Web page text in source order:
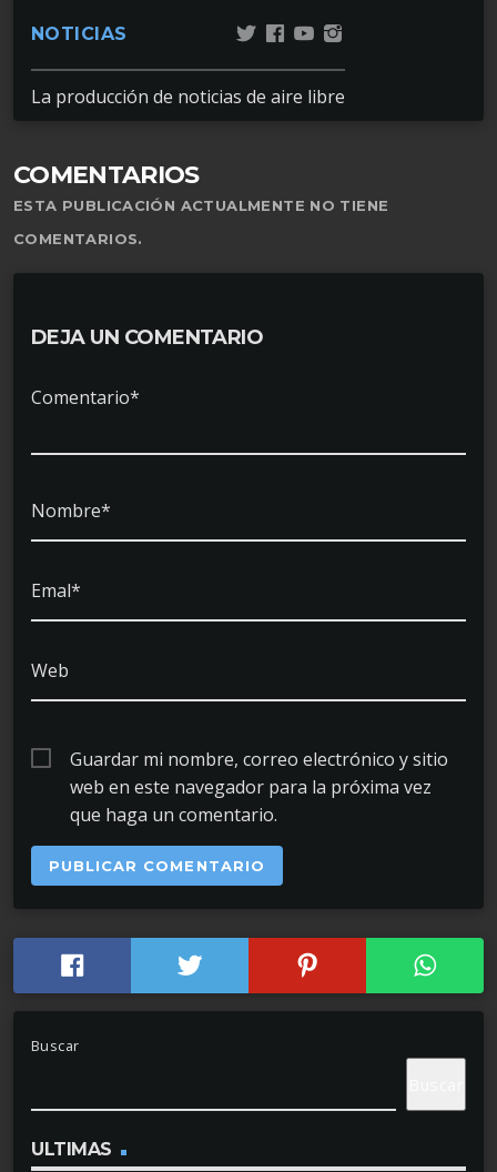
NOTICIAS
La producción de noticias de aire libre
COMENTARIOS
ESTA PUBLICACIÓN ACTUALMENTE NO TIENE
COMENTARIOS.
DEJA UN COMENTARIO
Comentario*
Nombre*
Emal*
Web
Guardar mi nombre, correo electrónico y sitio
web en este navegador para la próxima vez
que haga un comentario.
Buscar
ULTIMAS